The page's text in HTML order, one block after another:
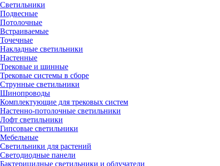
Светильники
Подвесные
Потолочные
Встраиваемые
Точечные
Накладные светильники
Настенные
Трековые и шинные
Трековые системы в сборе
Струнные светильники
Шинопроводы
Комплектующие для трековых систем
Настенно-потолочные светильники
Лофт светильники
Гипсовые светильники
Мебельные
Светильники для растений
Светодиодные панели
Бактерицидные светильники и облучатели